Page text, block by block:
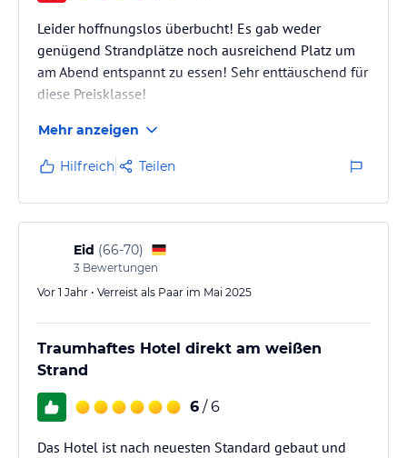
Leider hoffnungslos überbucht! Es gab weder
genügend Strandplätze noch ausreichend Platz um
am Abend entspannt zu essen! Sehr enttäuschend für
diese Preisklasse!
Mehr anzeigen
Hilfreich Teilen
Eid (66-70)
3 Bewertungen
Vor 1 Jahr • Verreist als Paar im Mai 2025
Traumhaftes Hotel direkt am weißen
Strand
6 / 6
Das Hotel ist nach neuesten Standard gebaut und